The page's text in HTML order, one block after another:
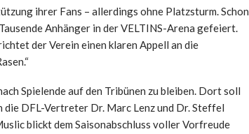
ihrer Fans – allerdings ohne Platzsturm. Schon
Anhänger in der VELTINS-Arena gefeiert.
der Verein einen klaren Appell an die
Spielende auf den Tribünen zu bleiben. Dort soll
DFL-Vertreter Dr. Marc Lenz und Dr. Steffel
blickt dem Saisonabschluss voller Vorfreude